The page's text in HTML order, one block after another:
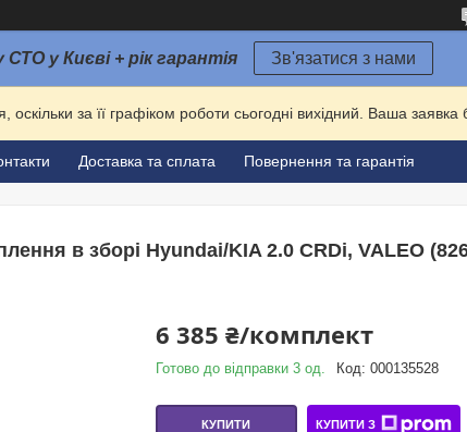
у Києві + рік гарантія Зв'язатися з нами
за її графіком роботи сьогодні вихідний. Ваша
Доставка та сплата Повернення та гарантія
в зборі Hyundai/KIA 2.0 CRDi, VALEO
6 385 ₴/комплект
Готово до відправки 3 од. Код: 000135528
КУПИТИ КУПИТИ З